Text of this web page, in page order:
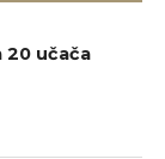
20 učača